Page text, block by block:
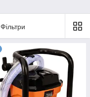
Фільтри